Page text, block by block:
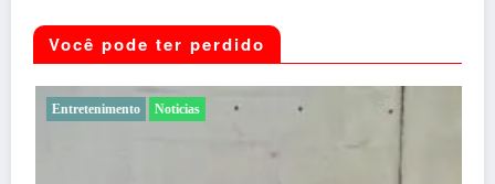
Você pode ter perdido
Entretenimento